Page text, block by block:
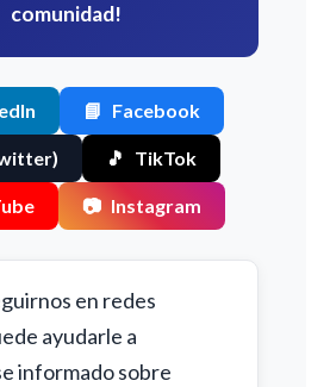
comunidad!
📘 Facebook
🎵 TikTok
📷 Instagram
en redes
ayudarle a
informado sobre